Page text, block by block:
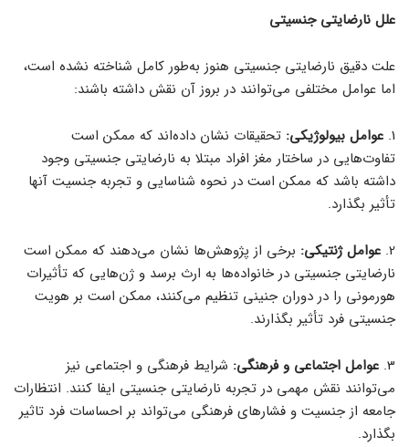
علل نارضایتی جنسیتی
علت دقیق نارضایتی جنسیتی هنوز به‌طور کامل شناخته نشده است،
اما عوامل مختلفی می‌توانند در بروز آن نقش داشته باشند:
1. عوامل بیولوژیکی: تحقیقات نشان داده‌اند که ممکن است
تفاوت‌هایی در ساختار مغز افراد مبتلا به نارضایتی جنسیتی وجود
داشته باشد که ممکن است در نحوه شناسایی و تجربه جنسیت آنها
تأثیر بگذارد.
2. عوامل ژنتیکی: برخی از پژوهش‌ها نشان می‌دهند که ممکن است
نارضایتی جنسیتی در خانواده‌ها به ارث برسد و ژن‌هایی که تأثیرات
هورمونی را در دوران جنینی تنظیم می‌کنند، ممکن است بر هویت
جنسیتی فرد تأثیر بگذارند.
3. عوامل اجتماعی و فرهنگی: شرایط فرهنگی و اجتماعی نیز
می‌توانند نقش مهمی در تجربه نارضایتی جنسیتی ایفا کنند. انتظارات
جامعه از جنسیت و فشارهای فرهنگی می‌تواند بر احساسات فرد تاثیر
بگذارد.